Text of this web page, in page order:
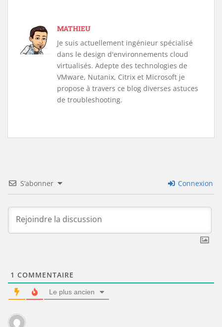
MATHIEU
Je suis actuellement ingénieur spécialisé
dans le design d'environnements cloud
virtualisés. Adepte des technologies de
VMware, Nutanix, Citrix et Microsoft je
propose à travers ce blog diverses astuces
de troubleshooting.
S’abonner Connexion
1 COMMENTAIRE
Le plus ancien